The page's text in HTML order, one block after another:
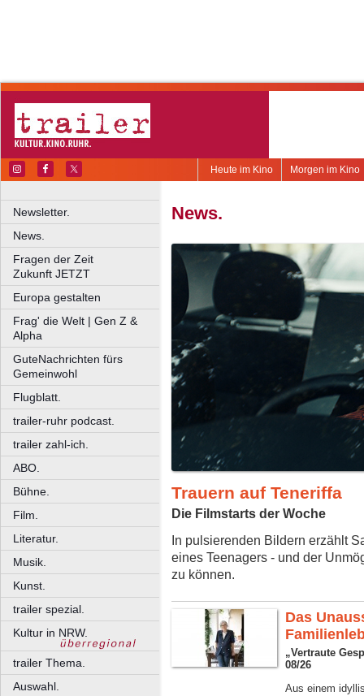
Morgen im Kino
Heute im Kino
Newsletter.
News.
Fragen der Zeit
Zukunft JETZT
Europa gestalten
Frag' die Welt | Gen Z &
Alpha
GuteNachrichten fürs
Gemeinwohl
Flugblatt.
trailer-ruhr podcast.
trailer zahl-ich.
ABO.
Bühne.
Film.
Literatur.
Musik.
Kunst.
trailer spezial.
Kultur in NRW.
trailer Thema.
Auswahl.
News.
Trauern auf Teneriffa
Die Filmstarts der Woche
In pulsierenden Bildern erzählt
eines Teenagers - und der
zu können.
Das
„Vertraute
08/26
Aus einem